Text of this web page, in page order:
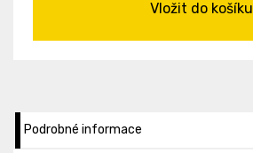
Vložit do košíku
Podrobné informace